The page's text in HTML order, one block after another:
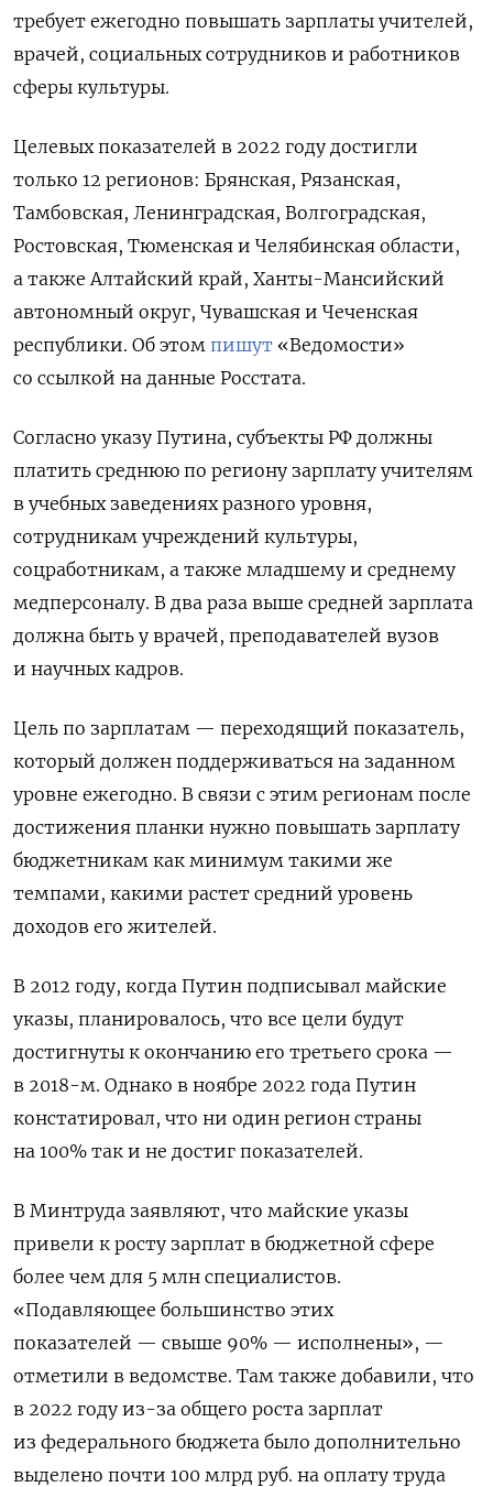
требует ежегодно повышать зарплаты учителей,
врачей, социальных сотрудников и работников
сферы культуры.
Целевых показателей в 2022 году достигли
только 12 регионов: Брянская, Рязанская,
Тамбовская, Ленинградская, Волгоградская,
Ростовская, Тюменская и Челябинская области,
а также Алтайский край, Ханты-Мансийский
автономный округ, Чувашская и Чеченская
республики. Об этом пишут «Ведомости»
со ссылкой на данные Росстата.
Согласно указу Путина, субъекты РФ должны
платить среднюю по региону зарплату учителям
в учебных заведениях разного уровня,
сотрудникам учреждений культуры,
соцработникам, а также младшему и среднему
медперсоналу. В два раза выше средней зарплата
должна быть у врачей, преподавателей вузов
и научных кадров.
Цель по зарплатам — переходящий показатель,
который должен поддерживаться на заданном
уровне ежегодно. В связи с этим регионам после
достижения планки нужно повышать зарплату
бюджетникам как минимум такими же
темпами, какими растет средний уровень
доходов его жителей.
В 2012 году, когда Путин подписывал майские
указы, планировалось, что все цели будут
достигнуты к окончанию его третьего срока —
в 2018-м. Однако в ноябре 2022 года Путин
констатировал, что ни один регион страны
на 100% так и не достиг показателей.
В Минтруда заявляют, что майские указы
привели к росту зарплат в бюджетной сфере
более чем для 5 млн специалистов.
«Подавляющее большинство этих
показателей — свыше 90% — исполнены», —
отметили в ведомстве. Там также добавили, что
в 2022 году из-за общего роста зарплат
из федерального бюджета было дополнительно
выделено почти 100 млрд руб. на оплату труда